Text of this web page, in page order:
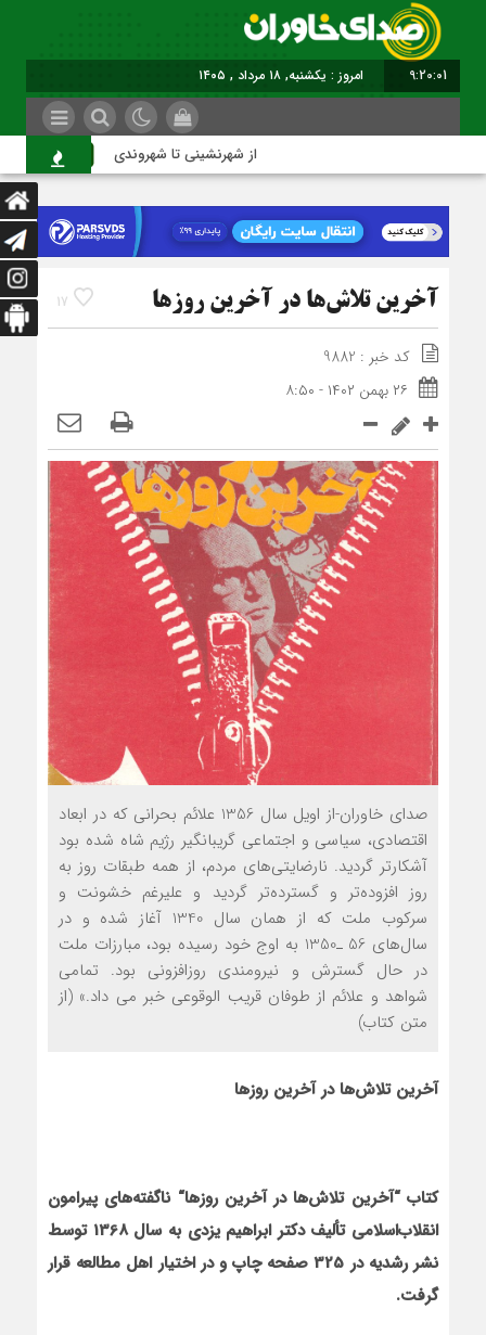
9:20:02 امروز : یکشنبه, ۱۸ مرداد , ۱۴۰۵
از شهرنشینی تا شهروندی
17 آخرین تلاش‌ها در آخرین روزها
کد خبر : 9882
۲۶ بهمن ۱۴۰۲ - ۸:۵۰
صدای خاوران-از اويل سال 1356 علائم بحراني که در ابعاد
اقتصادي، سياسي و اجتماعي گريبانگير رژيم شاه شده بود
آشکارتر گرديد. نارضايتي‌هاي مردم، از همه طبقات روز به
روز افزوده‌تر و گسترده‌تر گرديد و عليرغم خشونت و
سرکوب ملت که از همان سال 1340 آغاز شده و در
سال‌هاي 56 ـ1350 به اوج خود رسيده بود، مبارزات ملت
در حال گسترش و نيرومندي روزافزوني بود. تمامي
شواهد و علائم از طوفان قريب الوقوعي خبر مي داد.» (از
متن کتاب)
آخرین تلاش‌ها در آخرین روزها
کتاب“آخرین تلاش‌ها در آخرین روزها“ ناگفته‌های پیرامون
انقلاب‌اسلامی تألیف دکتر ابراهیم یزدی به سال 1368 توسط
نشر رشدیه در 325 صفحه چاپ و در اختیار اهل مطالعه قرار
گرفت.